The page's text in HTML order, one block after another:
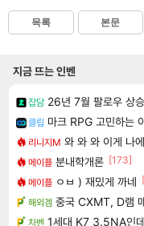
목록 본문
지금 뜨는 인벤
잡담 26년 7월 팔로우 상
클립 마크 RPG 고민하는
리니지M 와 와 와 이게 나
메이플 분내학개론 [173]
메이플 ㅇㅂ ) 재밌게 까네
해외겜 중국 CXMT, D램
차벤 1세대 K7 3.5NA인데 LF쏘